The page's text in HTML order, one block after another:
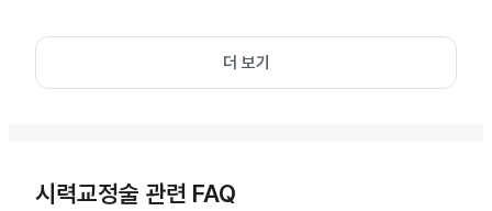
더 보기
시력교정술 관련 FAQ